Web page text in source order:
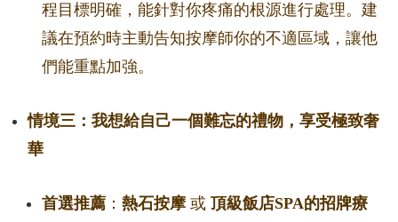
程目標明確，能針對你疼痛的根源進行處理。建
議在預約時主動告知按摩師你的不適區域，讓他
們能重點加強。
情境三：我想給自己一個難忘的禮物，享受極致奢
華
首選推薦 ： 熱石按摩或 頂級飯店SPA的招牌療